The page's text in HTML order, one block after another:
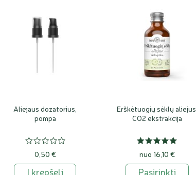
Aliejaus dozatorius,
pompa
0,50 €
Į krepšelį
Erškėtuogių sėklų aliejus,
CO2 ekstrakcija
nuo 16,10 €
Pasirinkti